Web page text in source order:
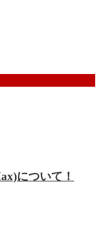
について！